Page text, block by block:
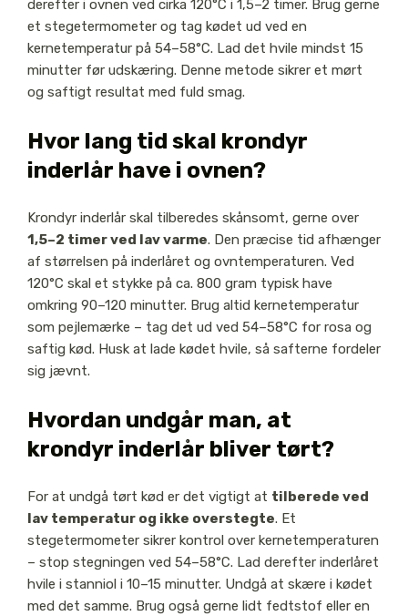
derefter i ovnen ved cirka 120°C i 1,5–2 timer. Brug gerne
et stegetermometer og tag kødet ud ved en
kernetemperatur på 54–58°C. Lad det hvile mindst 15
minutter før udskæring. Denne metode sikrer et mørt
og saftigt resultat med fuld smag.
Hvor lang tid skal krondyr
inderlår have i ovnen?
Krondyr inderlår skal tilberedes skånsomt, gerne over
1,5–2 timer ved lav varme. Den præcise tid afhænger
af størrelsen på inderlåret og ovntemperaturen. Ved
120°C skal et stykke på ca. 800 gram typisk have
omkring 90–120 minutter. Brug altid kernetemperatur
som pejlemærke – tag det ud ved 54–58°C for rosa og
saftig kød. Husk at lade kødet hvile, så safterne fordeler
sig jævnt.
Hvordan undgår man, at
krondyr inderlår bliver tørt?
For at undgå tørt kød er det vigtigt at tilberede ved
lav temperatur og ikke overstegte. Et
stegetermometer sikrer kontrol over kernetemperaturen
– stop stegningen ved 54–58°C. Lad derefter inderlåret
hvile i stanniol i 10–15 minutter. Undgå at skære i kødet
med det samme. Brug også gerne lidt fedtstof eller en